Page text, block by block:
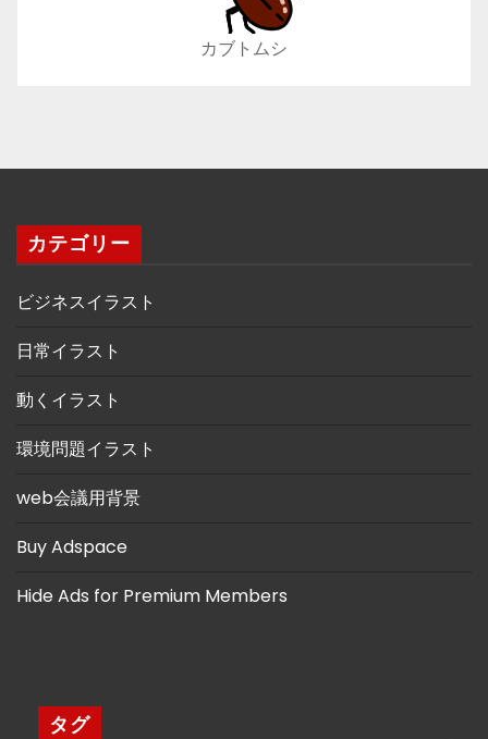
カブトムシ
カテゴリー
ビジネスイラスト
日常イラスト
動くイラスト
環境問題イラスト
web会議用背景
Buy Adspace
Hide Ads for Premium Members
タグ